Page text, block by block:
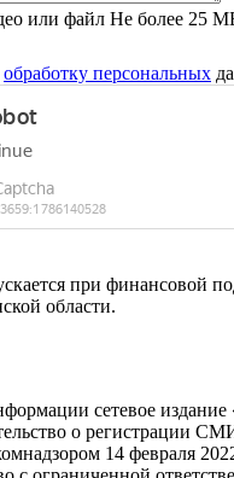
или файл Не более 25
обработку персональных
при финансовой
области.
сетевое издание
о регистрации
14 февраля